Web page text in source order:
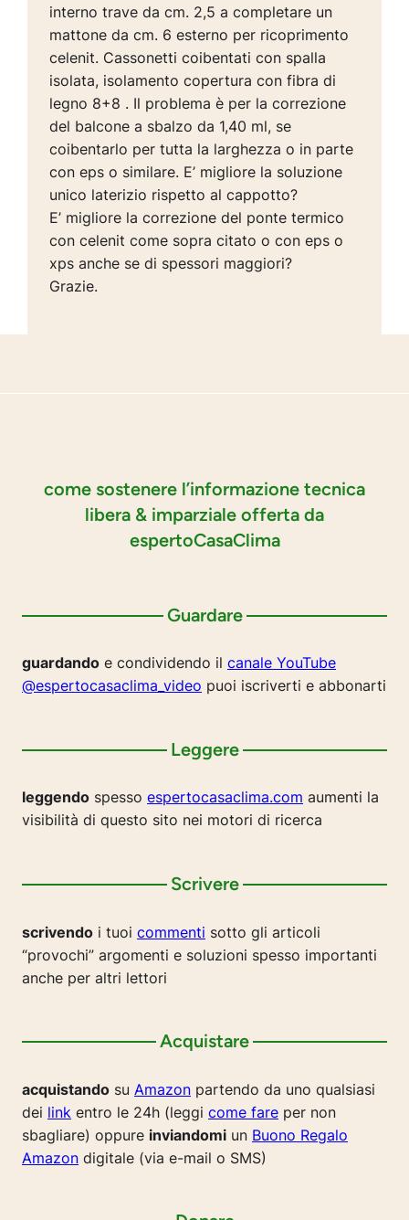
interno trave da cm. 2,5 a completare un
mattone da cm. 6 esterno per ricoprimento
celenit. Cassonetti coibentati con spalla
isolata, isolamento copertura con fibra di
legno 8+8 . Il problema è per la correzione
del balcone a sbalzo da 1,40 ml, se
coibentarlo per tutta la larghezza o in parte
con eps o similare. E’ migliore la soluzione
unico laterizio rispetto al cappotto?
E’ migliore la correzione del ponte termico
con celenit come sopra citato o con eps o
xps anche se di spessori maggiori?
Grazie.
come sostenere l’informazione tecnica
libera & imparziale offerta da
espertoCasaClima
Guardare
guardando e condividendo il canale YouTube
@espertocasaclima_video puoi iscriverti e abbonarti
Leggere
leggendo spesso espertocasaclima.com aumenti la
visibilità di questo sito nei motori di ricerca
Scrivere
scrivendo i tuoi commenti sotto gli articoli
“provochi” argomenti e soluzioni spesso importanti
anche per altri lettori
Acquistare
acquistando su Amazon partendo da uno qualsiasi
dei link entro le 24h (leggi come fare per non
sbagliare) oppure inviandomi un Buono Regalo
Amazon digitale (via e-mail o SMS)